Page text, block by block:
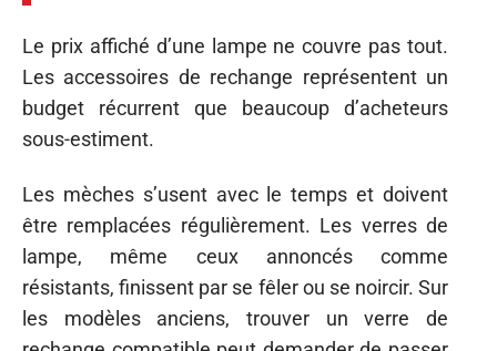
Le prix affiché d’une lampe ne couvre pas tout.
Les accessoires de rechange représentent un
budget récurrent que beaucoup d’acheteurs
sous-estiment.
Les mèches s’usent avec le temps et doivent
être remplacées régulièrement. Les verres de
lampe, même ceux annoncés comme
résistants, finissent par se fêler ou se noircir. Sur
les modèles anciens, trouver un verre de